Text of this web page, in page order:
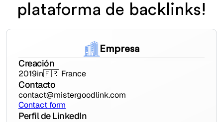
plataforma de backlinks!
Empresa
Creación
2019in🇫🇷 France
Contacto
contact@mistergoodlink.com
Contact form
Perfil de LinkedIn